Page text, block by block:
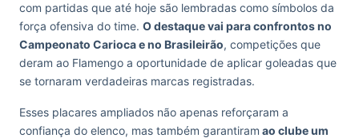
com partidas que até hoje são lembradas como símbolos da
força ofensiva do time. O destaque vai para confrontos no
Campeonato Carioca e no Brasileirão, competições que
deram ao Flamengo a oportunidade de aplicar goleadas que
se tornaram verdadeiras marcas registradas.
Esses placares ampliados não apenas reforçaram a
confiança do elenco, mas também garantiram ao clube um